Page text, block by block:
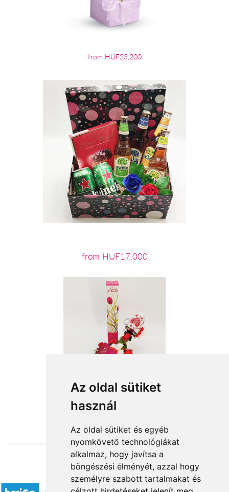
Az oldal sütiket
használ
Az oldal sütiket és egyéb
nyomkövető technológiákat
alkalmaz, hogy javítsa a
böngészési élményét, azzal hogy
személyre szabott tartalmakat és
from HUF23,200
from HUF17,000
from HUF14,400
Accepted payment methods